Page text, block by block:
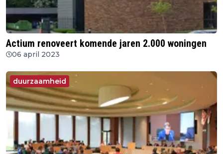
Actium renoveert komende jaren 2.000 woningen
06 april 2023
duurzaamheid